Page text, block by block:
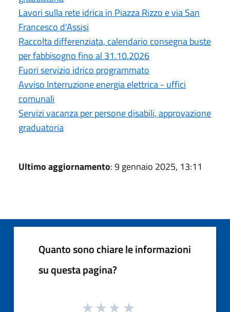
Lavori sulla rete idrica in Piazza Rizzo e via San
Francesco d'Assisi
Raccolta differenziata, calendario consegna buste
per fabbisogno fino al 31.10.2026
Fuori servizio idrico programmato
Avviso Interruzione energia elettrica - uffici
comunali
Servizi vacanza per persone disabili, approvazione
graduatoria
Ultimo aggiornamento: 9 gennaio 2025, 13:11
Quanto sono chiare le informazioni
su questa pagina?